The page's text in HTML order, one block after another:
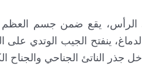
الرأس، يقع ضمن جسم
ينفتح الجيب الوتدي
جذر الناتئ الجناحي